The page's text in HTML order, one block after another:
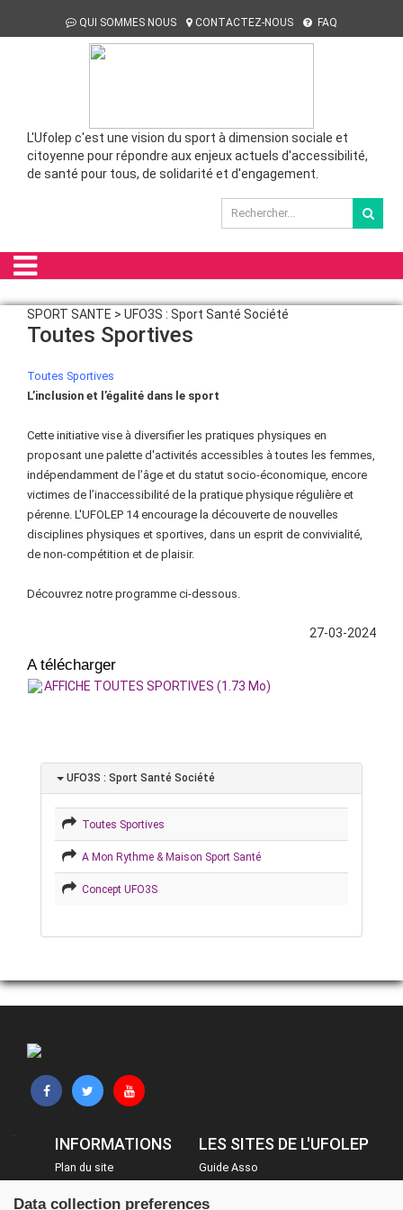
QUI SOMMES NOUS CONTACTEZ-NOUS FAQ
L'Ufolep c'est une vision du sport à dimension sociale et
citoyenne pour répondre aux enjeux actuels d'accessibilité,
de santé pour tous, de solidarité et d'engagement.
SPORT SANTE > UFO3S : Sport Santé Société
Toutes Sportives
Toutes Sportives
L’inclusion et l’égalité dans le sport
Cette initiative vise à diversifier les pratiques physiques en
proposant une palette d'activités accessibles à toutes les femmes,
indépendamment de l’âge et du statut socio-économique, encore
victimes de l’inaccessibilité de la pratique physique régulière et
pérenne. L'UFOLEP 14 encourage la découverte de nouvelles
disciplines physiques et sportives, dans un esprit de convivialité,
de non-compétition et de plaisir.
Découvrez notre programme ci-dessous.
27-03-2024
A télécharger
AFFICHE TOUTES SPORTIVES (1.73 Mo)
UFO3S : Sport Santé Société
Toutes Sportives
A Mon Rythme & Maison Sport Santé
Concept UFO3S
INFORMATIONS
Plan du site
LES SITES DE L'UFOLEP
Guide Asso
Data collection preferences